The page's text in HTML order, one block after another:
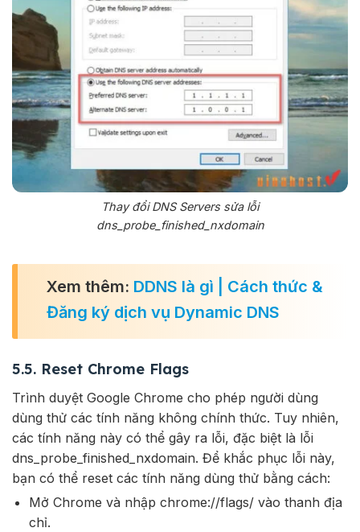
Thay đổi DNS Servers sửa lỗi
dns_probe_finished_nxdomain
Xem thêm: DDNS là gì | Cách thức &
Đăng ký dịch vụ Dynamic DNS
5.5. Reset Chrome Flags
Trình duyệt Google Chrome cho phép người dùng
dùng thử các tính năng không chính thức. Tuy nhiên,
các tính năng này có thể gây ra lỗi, đặc biệt là lỗi
dns_probe_finished_nxdomain. Để khắc phục lỗi này,
bạn có thể reset các tính năng dùng thử bằng cách:
Mở Chrome và nhập chrome://flags/ vào thanh địa
chỉ.